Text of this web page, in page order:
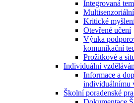
Integrovaná
Kritické
Otevřené učení
Výuka
komunikační
Prožitkové a
Individuální
Informace a
individuálnímu
Školní poradenské